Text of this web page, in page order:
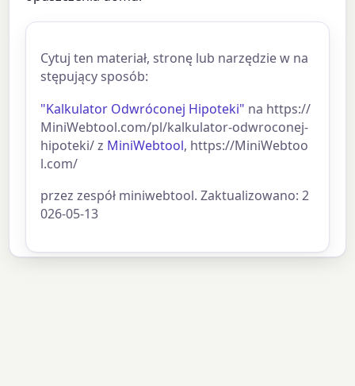
Cytuj ten materiał, stronę lub narzędzie w na
stępujący sposób:
"Kalkulator Odwróconej Hipoteki" na https://
MiniWebtool.com/pl/kalkulator-odwroconej-
hipoteki/ z MiniWebtool, https://MiniWebtoo
l.com/
przez zespół miniwebtool. Zaktualizowano: 2
026-05-13